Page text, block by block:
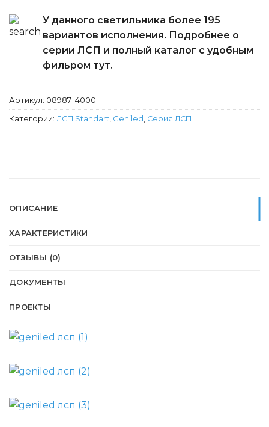
У данного светильника более 195
вариантов исполнения. Подробнее о
серии ЛСП и полный каталог с удобным
фильром тут.
Артикул: 08987_4000
Категории:ЛСП Standart, Geniled , Серия ЛСП
ОПИСАНИЕ
ХАРАКТЕРИСТИКИ
ОТЗЫВЫ (0)
ДОКУМЕНТЫ
ПРОЕКТЫ